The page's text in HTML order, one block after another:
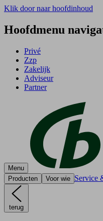
Klik door naar hoofdinhoud
Hoofdmenu
Privé
Zzp
Zakelijk
Adviseur
Partner
Menu
Producten
Voor wie Service
terug